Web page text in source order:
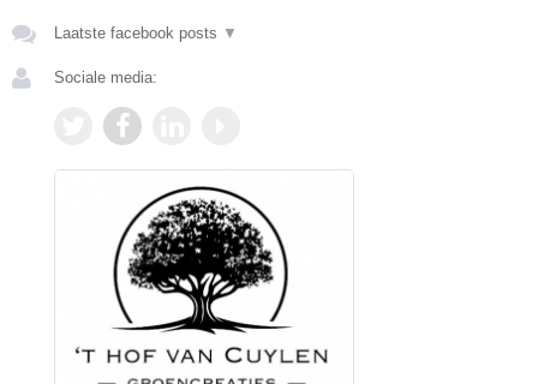
Laatste facebook posts ▼
Sociale media: